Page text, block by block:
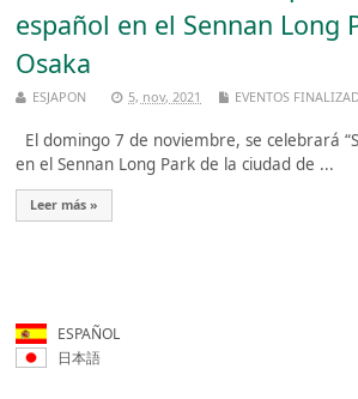
español en el Sennan Long
Osaka
ESJAPON 5, nov, 2021 EVENTOS
El domingo 7 de noviembre, se celebrará
en el Sennan Long Park de la ciudad de ...
Leer más »
ESPAÑOL
日本語